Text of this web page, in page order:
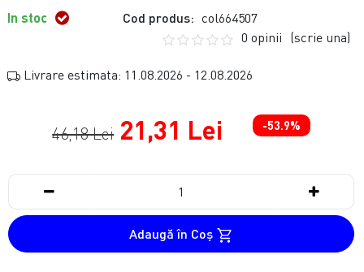
In stoc Cod produs: col664507
0 opinii (scrie una)
Livrare estimata: 11.08.2026 - 12.08.2026
46,18 Lei 21,31 Lei -53.9%
Adaugă în Coş